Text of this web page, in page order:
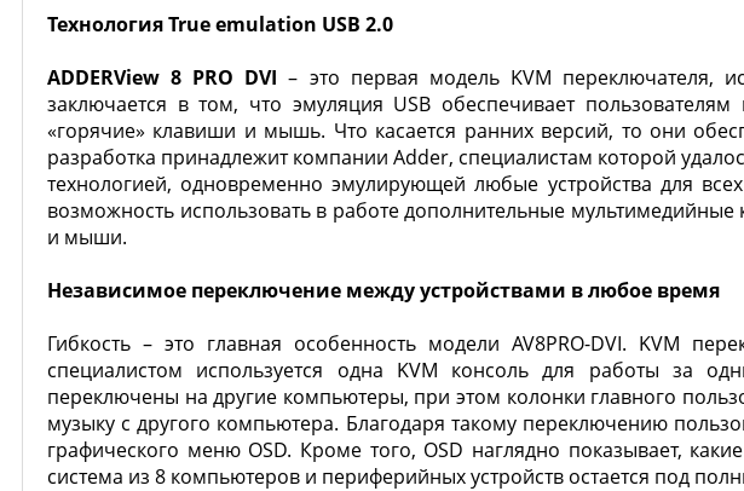
Технология True emulation USB 2.0
ADDERView 8 PRO DVI– это первая модель KVM переключателя,
заключается в том, что эмуляция USB обеспечивает
«горячие» клавиши и мышь. Что касается ранних версий, то они
разработка принадлежит компании Adder, специалистам которой
технологией, одновременно эмулирующей любые устройства для
возможность использовать в работе дополнительные
и мыши.
Независимое переключение между устройствами в любое время
Гибкость – это главная особенность модели AV8PRO-DVI. KVM
специалистом используется одна KVM консоль для работы за
переключены на другие компьютеры, при этом колонки главного
музыку с другого компьютера. Благодаря такому переключению
графического меню OSD. Кроме того, OSD наглядно показывает,
система из 8 компьютеров и периферийных устройств остается под